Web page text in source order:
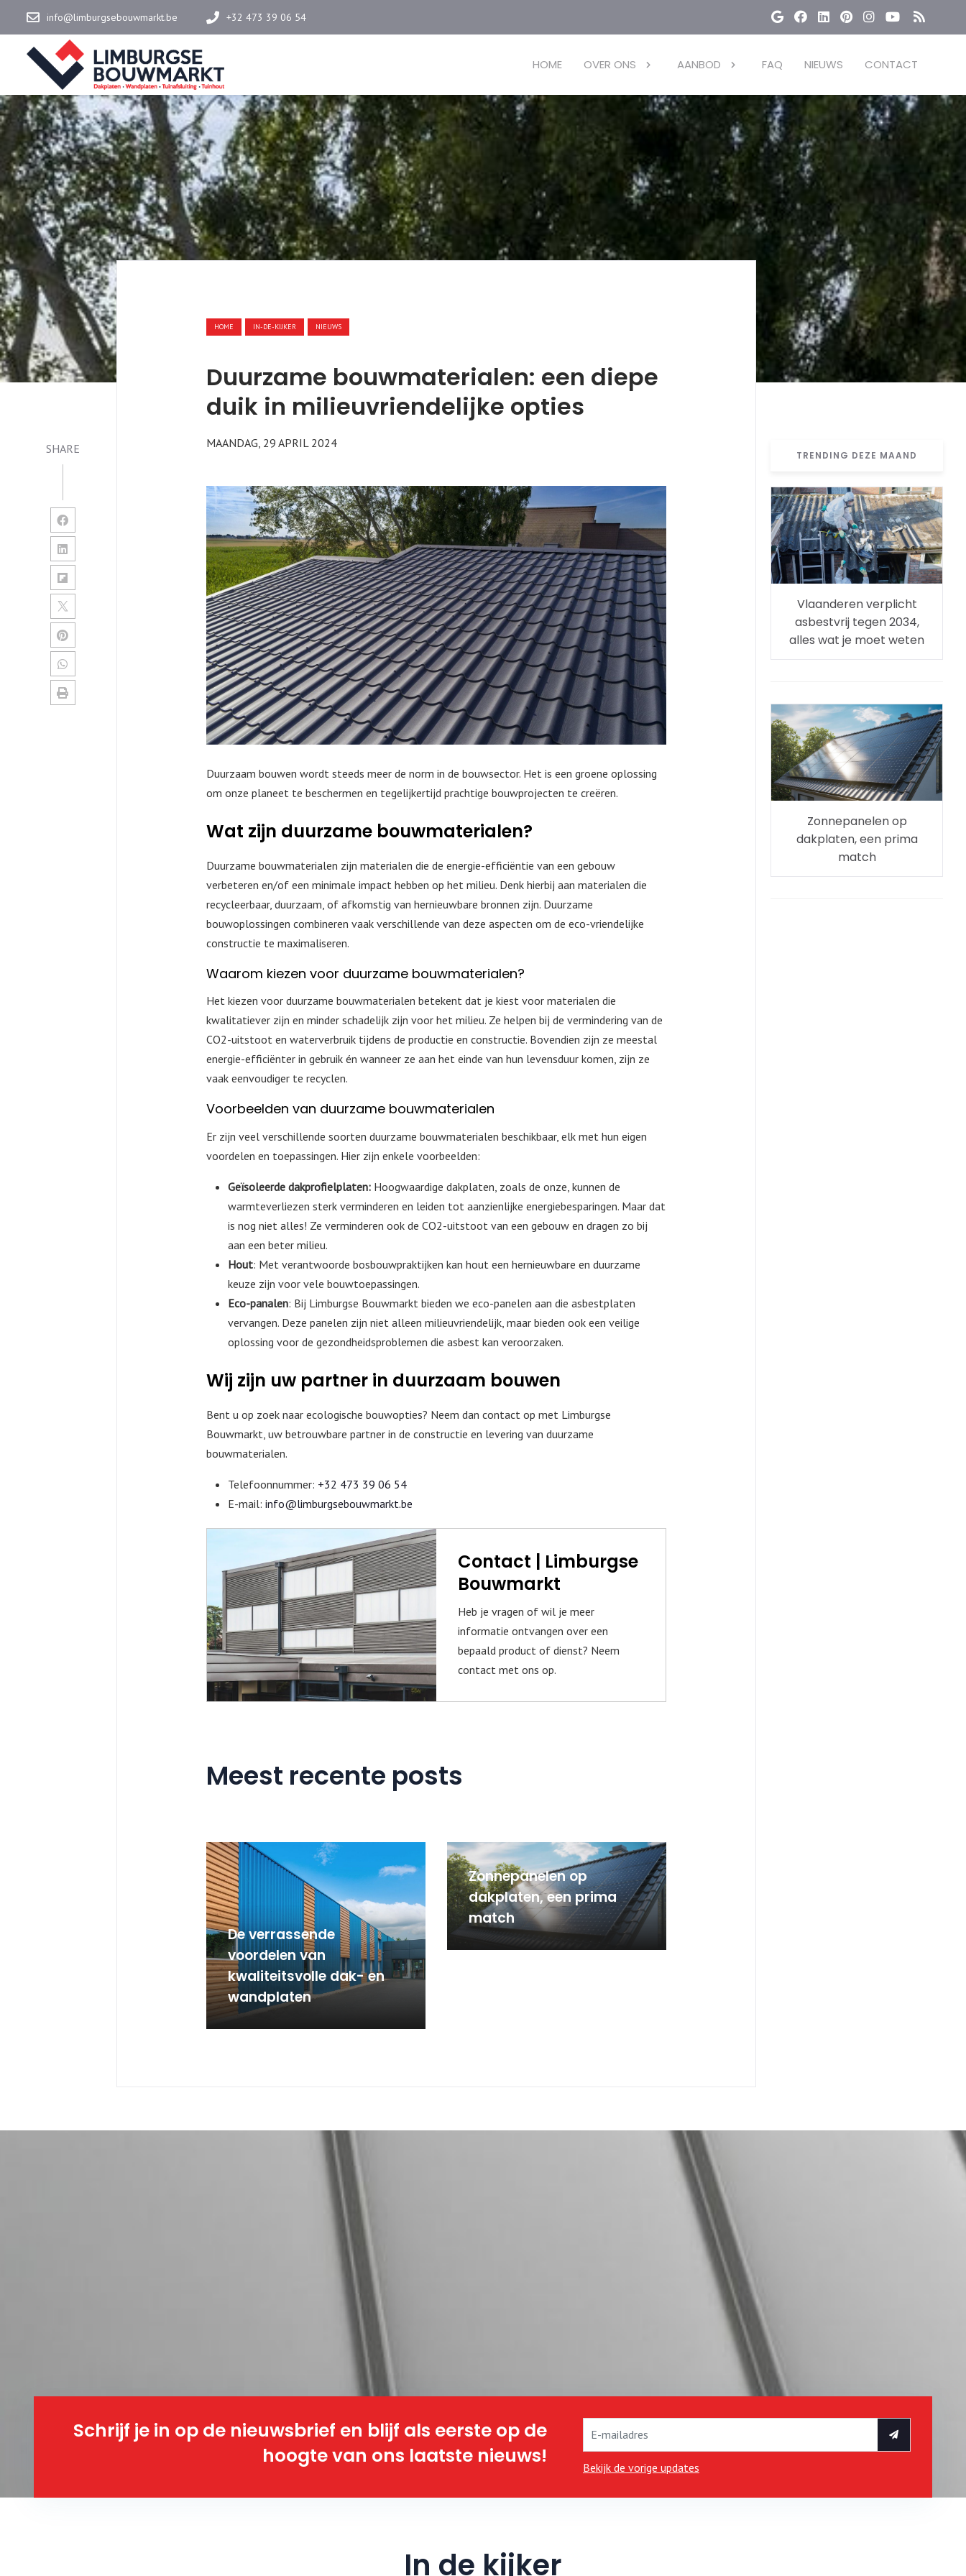
info@limburgsebouwmarkt.be +32 473 39 06 54
HOME OVER ONS AANBOD FAQ NIEUWS CONTACT
SHARE
HOME IN-DE-KIJKER NIEUWS
Duurzame bouwmaterialen: een diepe
duik in milieuvriendelijke opties
MAANDAG, 29 APRIL 2024
Duurzaam bouwen wordt steeds meer de norm in de bouwsector. Het is een groene oplossing
om onze planeet te beschermen en tegelijkertijd prachtige bouwprojecten te creëren.
Wat zijn duurzame bouwmaterialen?
Duurzame bouwmaterialen zijn materialen die de energie-efficiëntie van een gebouw
verbeteren en/of een minimale impact hebben op het milieu. Denk hierbij aan materialen die
recycleerbaar, duurzaam, of afkomstig van hernieuwbare bronnen zijn. Duurzame
bouwoplossingen combineren vaak verschillende van deze aspecten om de eco-vriendelijke
constructie te maximaliseren.
Waarom kiezen voor duurzame bouwmaterialen?
Het kiezen voor duurzame bouwmaterialen betekent dat je kiest voor materialen die
kwalitatiever zijn en minder schadelijk zijn voor het milieu. Ze helpen bij de vermindering van de
CO2-uitstoot en waterverbruik tijdens de productie en constructie. Bovendien zijn ze meestal
energie-efficiënter in gebruik én wanneer ze aan het einde van hun levensduur komen, zijn ze
vaak eenvoudiger te recyclen.
Voorbeelden van duurzame bouwmaterialen
Er zijn veel verschillende soorten duurzame bouwmaterialen beschikbaar, elk met hun eigen
voordelen en toepassingen. Hier zijn enkele voorbeelden:
Geïsoleerde dakprofielplaten: Hoogwaardige dakplaten, zoals de onze, kunnen de
warmteverliezen sterk verminderen en leiden tot aanzienlijke energiebesparingen. Maar dat
is nog niet alles! Ze verminderen ook de CO2-uitstoot van een gebouw en dragen zo bij
aan een beter milieu.
Hout: Met verantwoorde bosbouwpraktijken kan hout een hernieuwbare en duurzame
keuze zijn voor vele bouwtoepassingen.
Eco-panalen: Bij Limburgse Bouwmarkt bieden we eco-panelen aan die asbestplaten
vervangen. Deze panelen zijn niet alleen milieuvriendelijk, maar bieden ook een veilige
oplossing voor de gezondheidsproblemen die asbest kan veroorzaken.
Wij zijn uw partner in duurzaam bouwen
Bent u op zoek naar ecologische bouwopties? Neem dan contact op met Limburgse
Bouwmarkt, uw betrouwbare partner in de constructie en levering van duurzame
bouwmaterialen.
Telefoonnummer: +32 473 39 06 54
E-mail: info@limburgsebouwmarkt.be
Contact | Limburgse
Bouwmarkt
Heb je vragen of wil je meer
informatie ontvangen over een
bepaald product of dienst? Neem
contact met ons op.
Meest recente posts
De verrassende
voordelen van
kwaliteitsvolle dak- en
wandplaten
Zonnepanelen op
dakplaten, een prima
match
TRENDING DEZE MAAND
Vlaanderen verplicht
asbestvrij tegen 2034,
alles wat je moet weten
Zonnepanelen op
dakplaten, een prima
match
Schrijf je in op de nieuwsbrief en blijf als eerste op de
hoogte van ons laatste nieuws!
Bekijk de vorige updates
In de kijker